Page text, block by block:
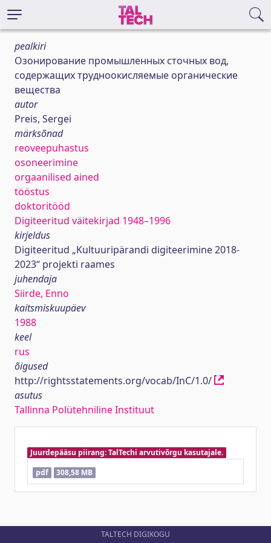
pealkiri
Озонирование промышленных сточных вод,
содержащих трудноокисляемые органические
вещества
autor
Preis, Sergei
märksõnad
reoveepuhastus
osoneerimine
orgaanilised ained
tööstus
doktoritööd
Digiteeritud väitekirjad 1948–1996
kirjeldus
Digiteeritud „Kultuuripärandi digiteerimine 2018-
2023“ projekti raames
juhendaja
Siirde, Enno
kaitsmiskuupäev
1988
keel
rus
õigused
http://rightsstatements.org/vocab/InC/1.0/
asutus
Tallinna Polütehniline Instituut
Juurdepääsu piirang: TalTechi arvutivõrgu kasutajale.
pdf
308,58 MB
TALTECH DIGIKOGU